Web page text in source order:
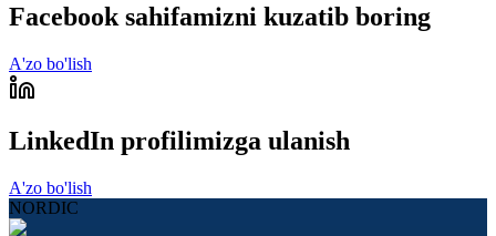
Facebook sahifamizni kuzatib boring
A'zo bo'lish
LinkedIn profilimizga ulanish
A'zo bo'lish
NORDIC